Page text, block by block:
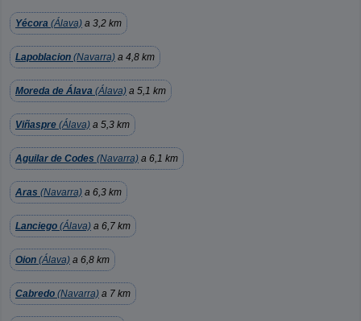
Yécora (Álava) a 3,2 km
Lapoblacion (Navarra) a 4,8 km
Moreda de Álava (Álava) a 5,1 km
Viñaspre (Álava) a 5,3 km
Aguilar de Codes (Navarra) a 6,1 km
Aras (Navarra) a 6,3 km
Lanciego (Álava) a 6,7 km
Oion (Álava) a 6,8 km
Cabredo (Navarra) a 7 km